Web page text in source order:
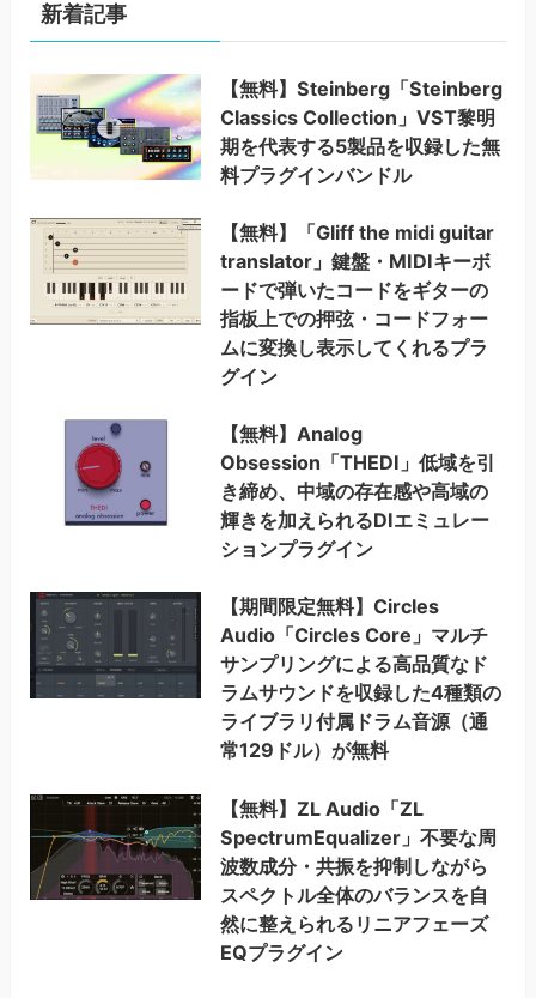
新着記事
【無料】Steinberg「Steinberg
Classics Collection」VST黎明
期を代表する5製品を収録した無
料プラグインバンドル
【無料】「Gliff the midi guitar
translator」鍵盤・MIDIキーボ
ードで弾いたコードをギターの
指板上での押弦・コードフォー
ムに変換し表示してくれるプラ
グイン
【無料】Analog
Obsession「THEDI」低域を引
き締め、中域の存在感や高域の
輝きを加えられるDIエミュレー
ションプラグイン
【期間限定無料】Circles
Audio「Circles Core」マルチ
サンプリングによる高品質なド
ラムサウンドを収録した4種類の
ライブラリ付属ドラム音源（通
常129ドル）が無料
【無料】ZL Audio「ZL
SpectrumEqualizer」不要な周
波数成分・共振を抑制しながら
スペクトル全体のバランスを自
然に整えられるリニアフェーズ
EQプラグイン